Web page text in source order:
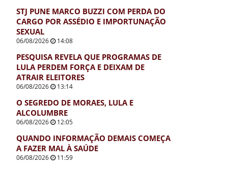
STJ PUNE MARCO BUZZI COM PERDA DO
CARGO POR ASSÉDIO E IMPORTUNAÇÃO
SEXUAL
06/08/2026 14:08
PESQUISA REVELA QUE PROGRAMAS DE
LULA PERDEM FORÇA E DEIXAM DE
ATRAIR ELEITORES
06/08/2026 13:14
O SEGREDO DE MORAES, LULA E
ALCOLUMBRE
06/08/2026 12:05
QUANDO INFORMAÇÃO DEMAIS COMEÇA
A FAZER MAL À SAÚDE
06/08/2026 11:59